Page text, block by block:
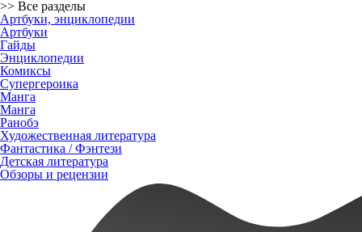
>> Все разделы
Артбуки, энциклопедии
Артбуки
Гайды
Энциклопедии
Комиксы
Супергероика
Манга
Манга
Ранобэ
Художественная литература
Фантастика / Фэнтези
Детская литература
Обзоры и рецензии